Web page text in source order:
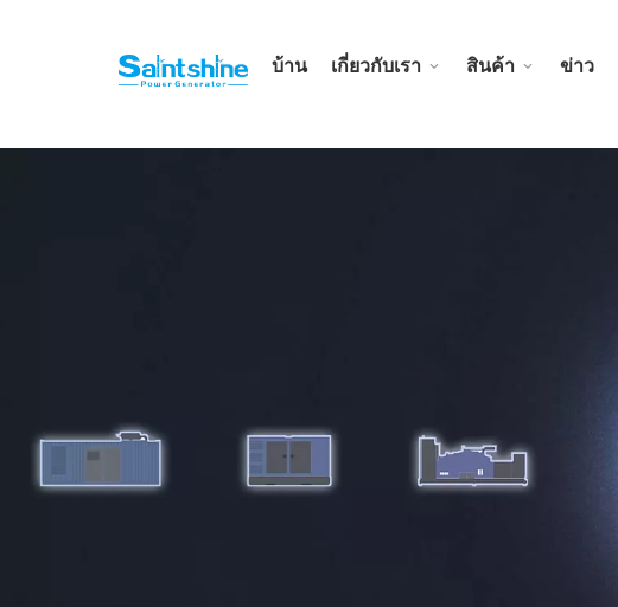
บ้าน เกี่ยวกับเรา สินค้า ข่าว